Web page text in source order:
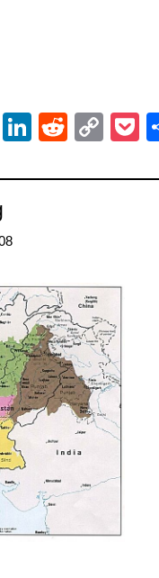
EmailLinkedIn
Reddit